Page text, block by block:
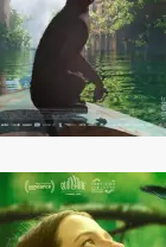
de l'eau